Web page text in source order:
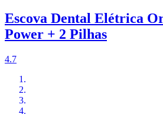
Escova Dental Elétrica
Power + 2 Pilhas
4.7